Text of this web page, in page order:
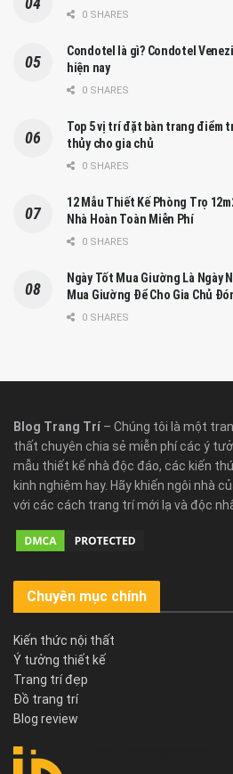
0 SHARES
Condotel là gì? Condotel
hiện nay
0 SHARES
Top 5 vị trí đặt bàn trang điểm
thủy cho gia chủ
0 SHARES
12 Mẫu Thiết Kế Phòng Trọ
Nhà Hoàn Toàn Miễn Phí
0 SHARES
Ngày Tốt Mua Giường Là Ngày
Mua Giường Để Cho Gia Chủ
0 SHARES
Blog Trang Trí – Chúng tôi là một
thất chuyên chia sẻ miễn phí các ý
mẫu thiết kế nhà độc đáo, các kiến
kinh nghiệm hay. Hãy khiến ngôi nhà
với các cách trang trí mới lạ và độc
Chuyên mục chính
Kiến thức nội thất
Ý tưởng thiết kế
Trang trí đẹp
Đồ trang trí
Blog review